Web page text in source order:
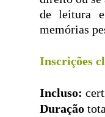
de leitura
memórias
Inscrições
Incluso:
Duração